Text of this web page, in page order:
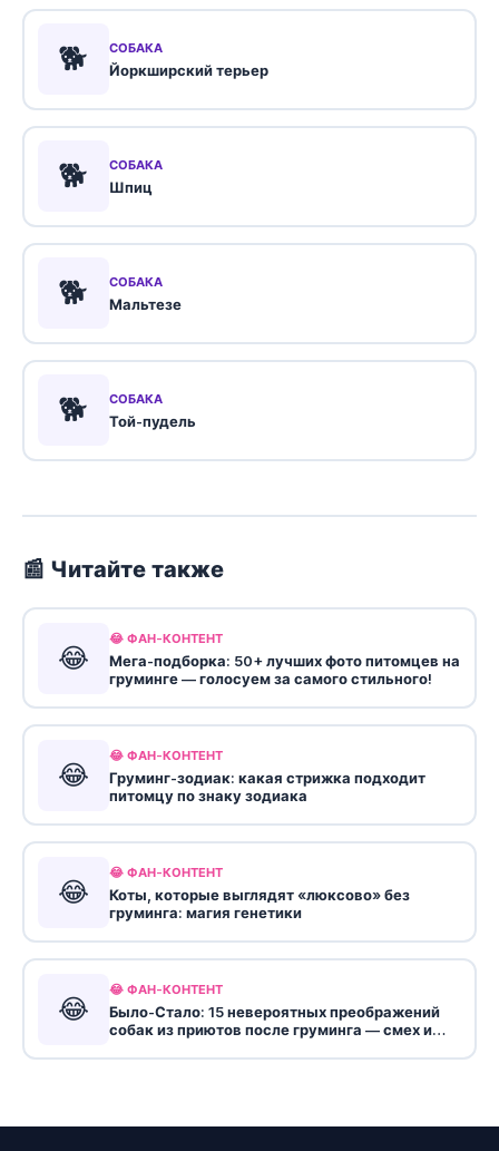
🐕 СОБАКА
Йоркширский терьер
🐕 СОБАКА
Шпиц
🐕 СОБАКА
Мальтезе
🐕 СОБАКА
Той-пудель
📰 Читайте также
😂
😂 ФАН-КОНТЕНТ
Мега-подборка: 50+ лучших фото питомцев на
груминге — голосуем за самого стильного!
😂
😂 ФАН-КОНТЕНТ
Груминг-зодиак: какая стрижка подходит
питомцу по знаку зодиака
😂
😂 ФАН-КОНТЕНТ
Коты, которые выглядят «люксово» без
груминга: магия генетики
😂
😂 ФАН-КОНТЕНТ
Было-Стало: 15 невероятных преображений
собак из приютов после груминга — смех и